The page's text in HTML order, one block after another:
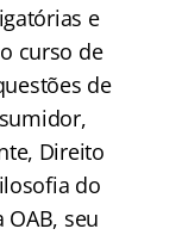
e
curso de
de
Direito
do
seu